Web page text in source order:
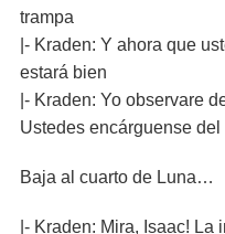
trampa
|- Kraden: Y ahora que
estará bien
|- Kraden: Yo observare
Ustedes encárguense del
Baja al cuarto de Luna…
|- Kraden: Mira, Isaac!